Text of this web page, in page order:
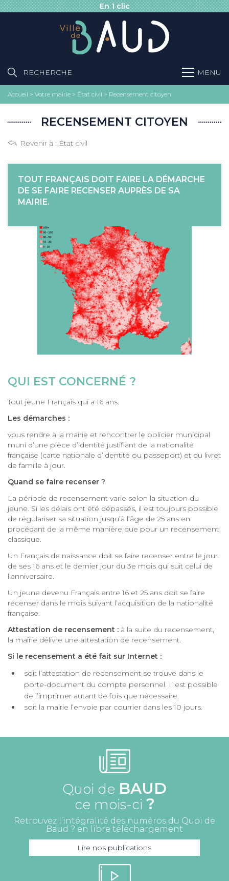
En 1 clic
RECHERCHE MENU
Accueil > Votre mairie > État civil > Recensement citoyen
RECENSEMENT CITOYEN
Revenir à : État civil
TOUT FRANÇAIS DOIT FAIRE LA DÉMARCHE
DE SE FAIRE RECENSER AUPRÈS DE SA
MAIRIE.
QUI EST CONCERNÉ ?
Tout jeune Français qui a 16 ans.
Les démarches :
vous rendre à la mairie et rencontrer le policier municipal
muni d’une pièce d’identité justifiant de la nationalité
française (carte nationale d’identité ou passeport) et du livret
de famille à jour.
Quand se faire recenser ?
La période de recensement varie selon la situation du
jeune. Si les délais ont été dépassés, il est toujours possible
de régulariser sa situation jusqu’à l’âge de 25 ans en
procédant de la même manière que pour un recensement
classique.
Un Français de naissance doit se faire recenser entre le jour
de ses 16 ans et le dernier jour du 3e mois qui suit celui de
l’anniversaire.
Un jeune devenu Français entre 16 et 25 ans doit se faire
recenser dans le mois suivant l’acquisition de la nationalité
française.
Attestation de recensement : à la suite du recensement,
la mairie délivre une attestation de recensement.
Si le recensement a été fait sur Internet :
soit l’attestation de recensement se trouve dans le
porte-document du compte personnel. Il est possible
de l’imprimer autant de fois que nécessaire.
soit la mairie l’envoie par courrier dans les 10 jours.
Quoi de BAUD
ce mois-ci ?
Retrouvez l’intégralité des numéros du Quoi de
Baud ? en libre téléchargement
Lire nos publications